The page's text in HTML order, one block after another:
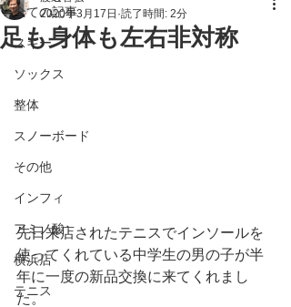
全ての記事
スキー
ソックス
整体
スノーボード
その他
インフィ
アミノ酸
横浜店
テニス
足も身体も左右非対称
2020年3月17日 読了時間: 2分
先日来店されたテニスでインソールを
使ってくれている中学生の男の子が半
年に一度の新品交換に来てくれまし
た。